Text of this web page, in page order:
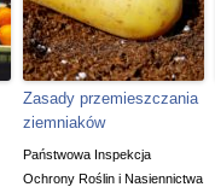
Zasady przemieszczania
ziemniaków
Państwowa Inspekcja
Ochrony Roślin i Nasiennictwa